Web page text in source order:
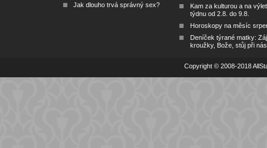
Jak dlouho trvá správný sex?
Kam za kulturou a na
týdnu od 2.8. do 9.8.
Horoskopy na měsíc
Deníček týrané matky:
kroužky, Bože, stůj při nás
Copyright © 2008-2018